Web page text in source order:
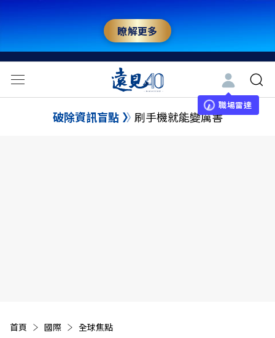
瞭解更多
職場雷達
破除資訊盲點 刷手機就能變厲害
首頁 國際 全球焦點